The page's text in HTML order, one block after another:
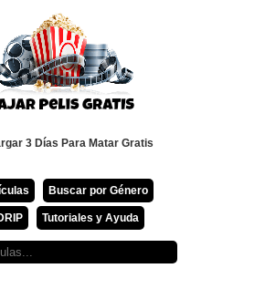
3 Días Para Matar Gratis
Buscar por Género
Tutoriales y Ayuda